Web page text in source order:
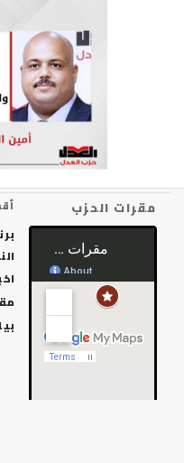
الحزب أقسام
برنامج
النشاط
اخبار
مقالات
بيانات